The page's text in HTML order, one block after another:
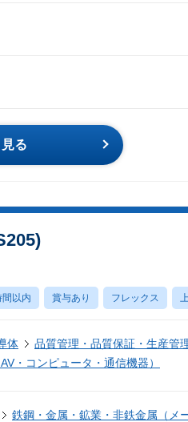
る
間以内 賞与あり フレックス
体
品質管理・品質保証・生産管
・コンピュータ・通信機器）
鉄鋼・金属・鉱業・非鉄金属（メ